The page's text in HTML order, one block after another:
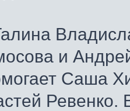
и
Саша
Ревенко.